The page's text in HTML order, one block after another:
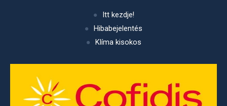
Itt kezdje!
Hibabejelentés
Klíma kisokos